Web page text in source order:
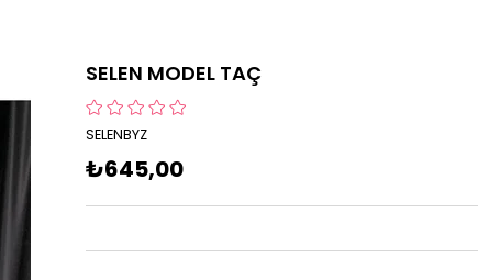
SELEN MODEL TAÇ
SELENBYZ
₺645,00